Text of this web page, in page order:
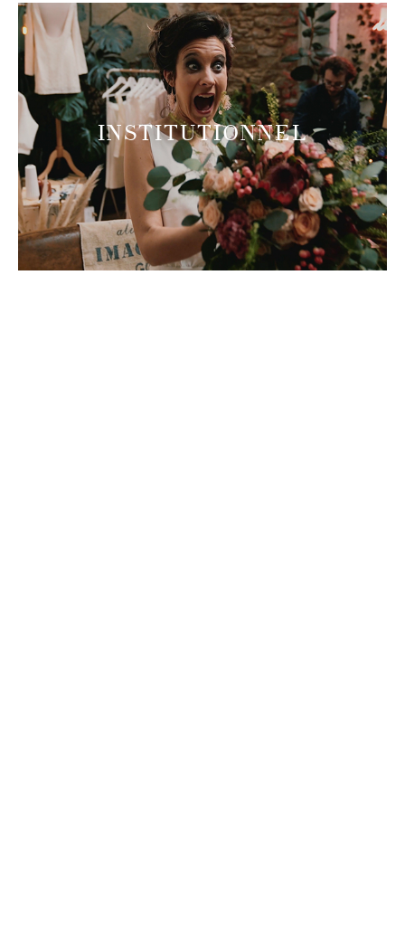
INSTITUTIONNEL